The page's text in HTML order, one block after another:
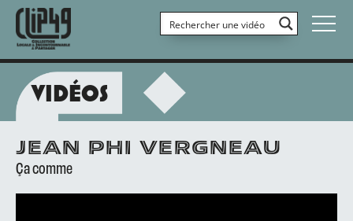
VIDÉOS
JEAN PHI VERGNEAU
Ça comme